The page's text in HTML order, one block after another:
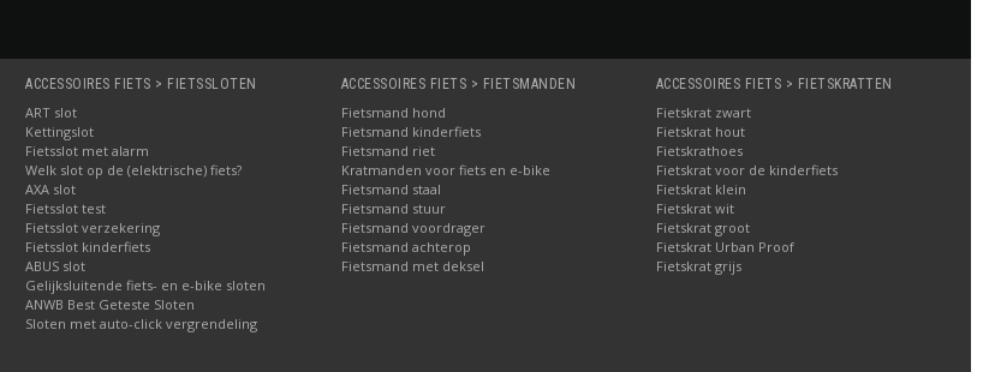
ACCESSOIRES FIETS > FIETSSLOTEN
ART slot
Kettingslot
Fietsslot met alarm
Welk slot op de (elektrische) fiets?
AXA slot
Fietsslot test
Fietsslot verzekering
Fietsslot kinderfiets
ABUS slot
Gelijksluitende fiets- en e-bike sloten
ANWB Best Geteste Sloten
Sloten met auto-click vergrendeling
ACCESSOIRES FIETS > FIETSMANDEN
Fietsmand hond
Fietsmand kinderfiets
Fietsmand riet
Kratmanden voor fiets en e-bike
Fietsmand staal
Fietsmand stuur
Fietsmand voordrager
Fietsmand achterop
Fietsmand met deksel
ACCESSOIRES FIETS > FIETSKRATTEN
Fietskrat zwart
Fietskrat hout
Fietskrathoes
Fietskrat voor de kinderfiets
Fietskrat klein
Fietskrat wit
Fietskrat groot
Fietskrat Urban Proof
Fietskrat grijs